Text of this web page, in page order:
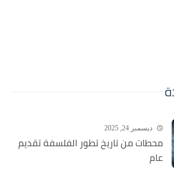
ديسمبر 24, 2025
محطات من تاريخ تطور الفلسفة تقديم
عام